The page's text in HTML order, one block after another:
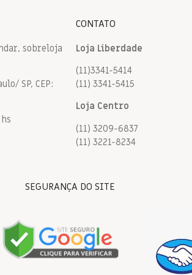
sobreloja
SP, CEP:
CONTATO
Loja Liberdade
(11)3341-5414
(11) 3341-5415
Loja Centro
(11) 3209-6837
(11) 3221-8234
SEGURANÇA DO SITE